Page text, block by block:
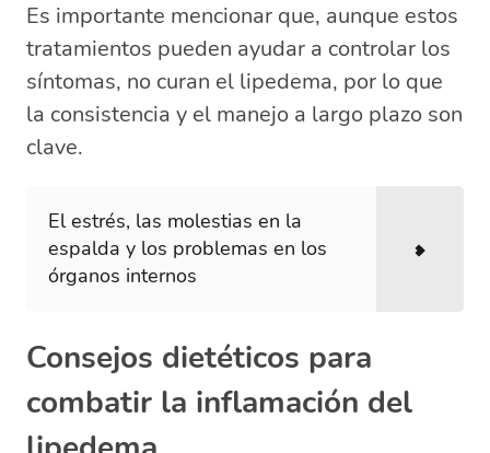
Es importante mencionar que, aunque estos
tratamientos pueden ayudar a controlar los
síntomas, no curan el lipedema, por lo que
la consistencia y el manejo a largo plazo son
clave.
El estrés, las molestias en la
espalda y los problemas en los
órganos internos
Consejos dietéticos para
combatir la inflamación del